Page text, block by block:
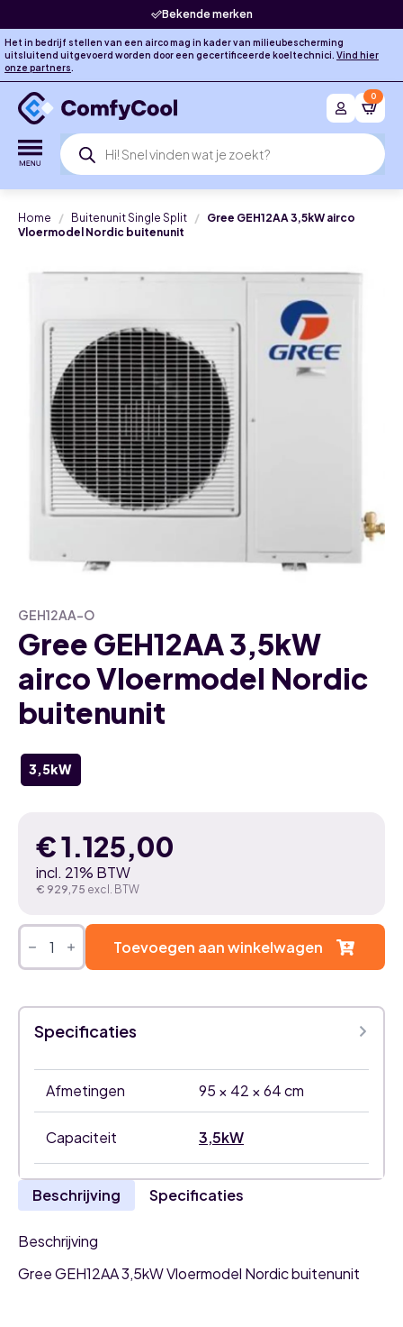
Bekende merken
Het in bedrijf stellen van een airco mag in kader van milieubescherming
uitsluitend uitgevoerd worden door een gecertificeerde koeltechnici. Vind hier
onze partners.
Producten
zoeken
0
Home Buitenunit Single Split
Gree GEH12AA 3,5kW airco
Vloermodel Nordic buitenunit
GEH12AA-O
Gree GEH12AA 3,5kW
airco Vloermodel Nordic
buitenunit
3,5kW
€1.125,00
incl. 21% BTW
€ 929,75 excl. BTW
Gree
GEH12AA
3,5kW
airco
Nordic
buitenunit
aantal
Toevoegen aan winkelwagen
Specificaties
Afmetingen 95 × 42 × 64 cm
Capaciteit 3,5kW
Beschrijving Specificaties
Beschrijving
Gree GEH12AA 3,5kW Vloermodel Nordic buitenunit